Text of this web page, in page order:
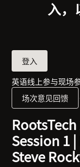
入，
登入
英语
此场次的语言为英语
线上参与
此场次的内容
现场
此场
场次意见回馈
Session 1
Steve